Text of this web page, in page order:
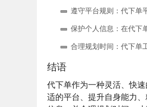
遵守平台规则 ：代下单
保护个人信息 ：在代下
合理规划时间 ：代下单
结语
代下单作为一种灵活、快
适的平台、提升自身能力